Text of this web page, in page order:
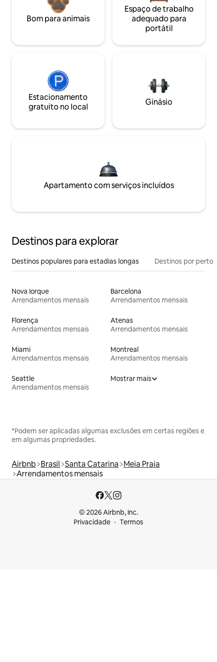
Bom para animais
Espaço de trabalho
adequado para
portátil
Estacionamento
gratuito no local
Ginásio
Apartamento com serviços incluídos
Destinos para explorar
Destinos populares para estadias longas Destinos por perto
Nova Iorque
Arrendamentos mensais
Barcelona
Arrendamentos mensais
Florença
Arrendamentos mensais
Atenas
Arrendamentos mensais
Miami
Arrendamentos mensais
Montreal
Arrendamentos mensais
Seattle
Arrendamentos mensais
Mostrar mais
*Podem ser aplicadas algumas exclusões em certas regiões e
em algumas propriedades.
Airbnb Brasil Santa Catarina Meia Praia
Arrendamentos mensais
© 2026 Airbnb, Inc.
Privacidade
Termos